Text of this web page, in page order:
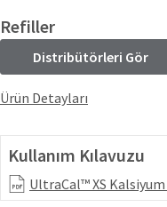
Refiller
Distribütörleri Gör
Ürün Detayları
Kullanım Kılavuzu
UltraCal™ XS